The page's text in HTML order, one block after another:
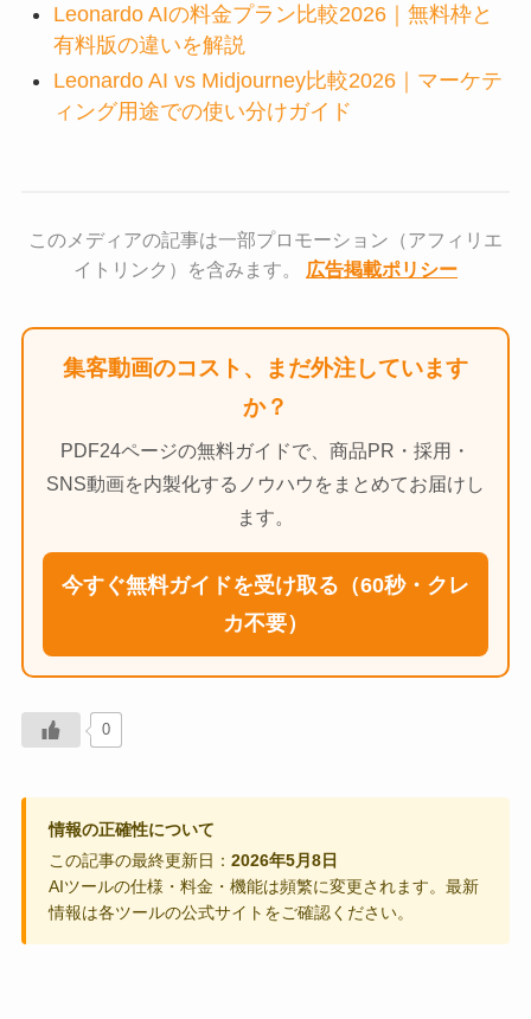
Leonardo AIの料金プラン比較2026｜無料枠と
有料版の違いを解説
Leonardo AI vs Midjourney比較2026｜マーケテ
ィング用途での使い分けガイド
このメディアの記事は一部プロモーション（アフィリエ
イトリンク）を含みます。 広告掲載ポリシー
集客動画のコスト、まだ外注しています
か？
PDF24ページの無料ガイドで、商品PR・採用・
SNS動画を内製化するノウハウをまとめてお届けし
ます。
今すぐ無料ガイドを受け取る（60秒・クレ
カ不要）
0
情報の正確性について
この記事の最終更新日：2026年5月8日
AIツールの仕様・料金・機能は頻繁に変更されます。最新
情報は各ツールの公式サイトをご確認ください。